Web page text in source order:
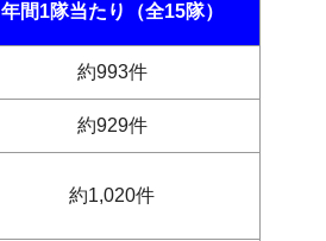
年間1隊当たり（全15隊）
約993件
約929件
約1,020件